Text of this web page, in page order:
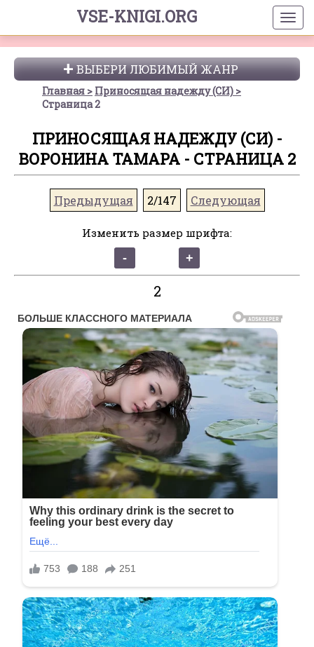
VSE-KNIGI.ORG
ВЫБЕРИ ЛЮБИМЫЙ ЖАНР
Главная
Приносящая надежду (СИ)
Страница 2
ПРИНОСЯЩАЯ НАДЕЖДУ (СИ) -
ВОРОНИНА ТАМАРА - СТРАНИЦА 2
Предыдущая 2/147 Следующая
Изменить размер шрифта:
2